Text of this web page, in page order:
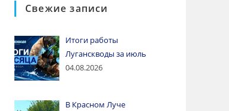
Свежие записи
Итоги работы
Луганскводы за июль
04.08.2026
В Красном Луче